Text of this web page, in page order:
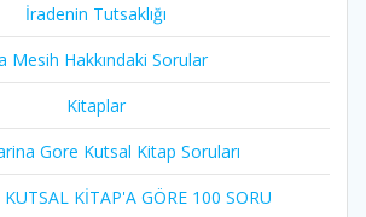
İradenin Tutsaklığı​
Mesih Hakkındaki Sorular
Kitaplar
Gore Kutsal Kitap Soruları
KİTAP'A GÖRE 100 SORU